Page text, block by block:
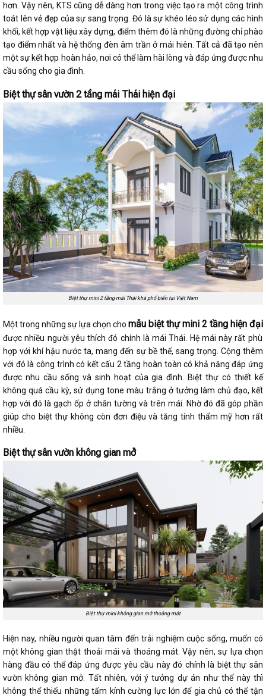
hơn. Vậy nên, KTS cũng dễ dàng hơn trong việc tạo ra một công trình
toát lên vẻ đẹp của sự sang trọng. Đó là sự khéo léo sử dụng các hình
khối, kết hợp vật liệu xây dựng, điểm thêm đó là những đường chỉ phào
tạo điểm nhất và hệ thống đèn âm trần ở mái hiên. Tất cả đã tạo nên
một sự kết hợp hoàn hảo, nơi có thể làm hài lòng và đáp ứng được nhu
cầu sống cho gia đình.
Biệt thự sân vườn 2 tầng mái Thái hiện đại
Biệt thự mini 2 tầng mái Thái khá phổ biến tại Việt Nam
Một trong những sự lựa chọn cho mẫu biệt thự mini 2 tầng hiện đại
được nhiều người yêu thích đó chính là mái Thái. Hệ mái này rất phù
hợp với khí hậu nước ta, mang đến sự bề thế, sang trọng. Cộng thêm
với đó là công trình có kết cấu 2 tầng hoàn toàn có khả năng đáp ứng
được nhu cầu sống và sinh hoạt của gia đình. Biệt thự có thiết kế
không quá cầu kỳ, sử dụng tone màu trắng ở tưởng làm chủ đạo, kết
hợp với đó là gạch ốp ở chân tường và trên mái. Nhờ đó đã góp phần
giúp cho biệt thự không còn đơn điệu và tăng tính thẩm mỹ hơn rất
nhiều.
Biệt thự sân vườn không gian mở
Biệt thự mini không gian mở thoáng mát
Hiện nay, nhiều người quan tâm đến trải nghiệm cuộc sống, muốn có
một không gian thật thoải mái và thoáng mát. Vậy nên, sự lựa chọn
hàng đầu có thể đáp ứng được yêu cầu này đó chính là biệt thự sân
vườn không gian mở. Tất nhiên, với ý tưởng dự án như thế này thì
không thể thiếu những tấm kính cường lực lớn để gia chủ có thể tận